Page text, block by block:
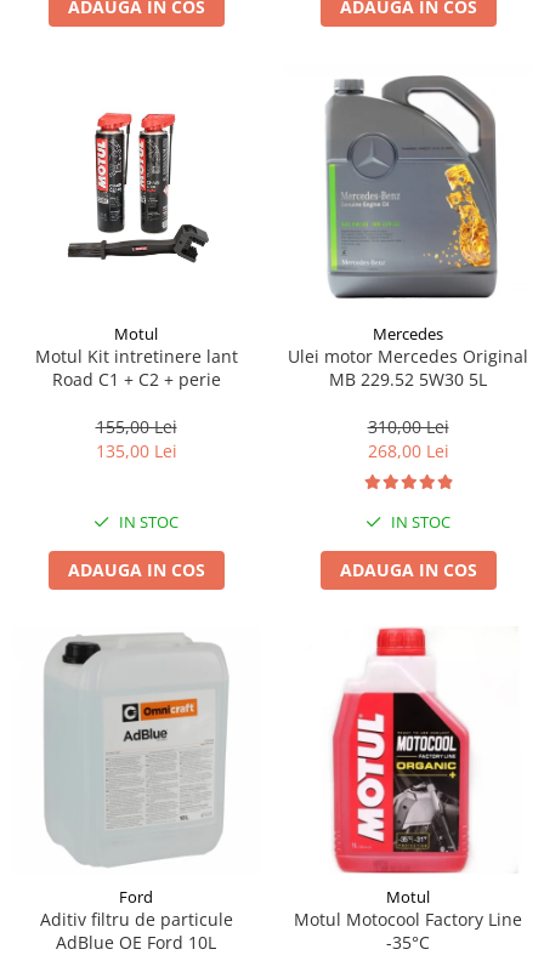
Lichid de frana
Filtru combustibil
Buson golire ulei
Filtru ulei moto
Filtru aer moto
Intretinere si curatare filtre moto
Curatare moto
Covor moto
Suporti si placi prindere
ADAUGA IN COS ADAUGA IN COS
Motul
Motul Kit intretinere lant
Road C1 + C2 + perie
155,00 Lei
135,00 Lei
IN STOC
ADAUGA IN COS
Mercedes
Ulei motor Mercedes Original
MB 229.52 5W30 5L
310,00 Lei
268,00 Lei
IN STOC
ADAUGA IN COS
Ford
Aditiv filtru de particule
AdBlue OE Ford 10L
Motul
Motul Motocool Factory Line
-35°C